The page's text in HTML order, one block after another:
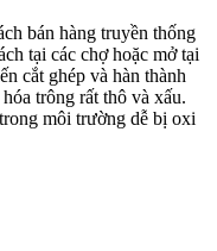
bán hàng truyền thống
tại các chợ hoặc mở tại
cắt ghép và hàn thành
trông rất thô và xấu.
môi trường dễ bị oxi